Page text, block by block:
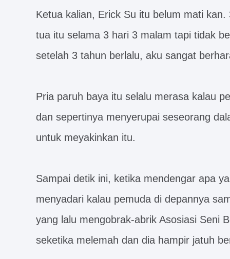
Ketua kalian, Erick Su itu belum mati
tua itu selama 3 hari 3 malam tapi tidak
setelah 3 tahun berlalu, aku sangat
Pria paruh baya itu selalu merasa kalau
dan sepertinya menyerupai seseorang
untuk meyakinkan itu.
Sampai detik ini, ketika mendengar apa
menyadari kalau pemuda di depannya
yang lalu mengobrak-abrik Asosiasi Seni
seketika melemah dan dia hampir jatuh